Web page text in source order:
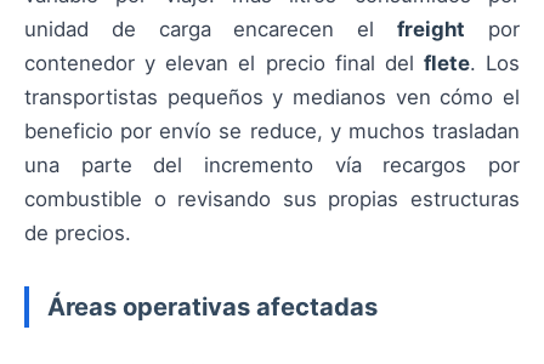
unidad de carga encarecen elfreight por
contenedor y elevan el precio final del flete. Los
transportistas pequeños y medianos ven cómo el
beneficio por envío se reduce, y muchos trasladan
una parte del incremento vía recargos por
combustible o revisando sus propias estructuras
de precios.
Áreas operativas afectadas